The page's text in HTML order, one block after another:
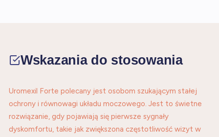
Wskazania do stosowania
Uromexil Forte polecany jest osobom szukającym stałej
ochrony i równowagi układu moczowego. Jest to świetne
rozwiązanie, gdy pojawiają się pierwsze sygnały
dyskomfortu, takie jak zwiększona częstotliwość wizyt w